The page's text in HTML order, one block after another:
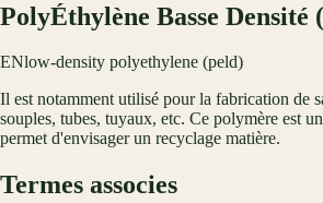
PolyÉthylène Basse Densité
ENlow-density polyethylene (peld)
Il est notamment utilisé pour la fabrication de
souples, tubes, tuyaux, etc. Ce polymère est
permet d'envisager un recyclage matière.
Termes associes